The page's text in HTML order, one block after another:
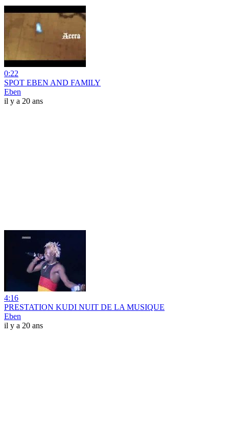
0:22
SPOT EBEN AND FAMILY
Eben
il y a 20 ans
4:16
PRESTATION KUDI NUIT DE LA MUSIQUE
Eben
il y a 20 ans